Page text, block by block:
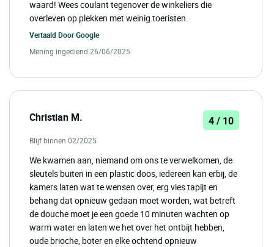
waard! Wees coulant tegenover de winkeliers die
overleven op plekken met weinig toeristen.
Vertaald DoorGoogle
Mening ingediend 26/06/2025
Christian M. 4 / 10
Blijf binnen 02/2025
We kwamen aan, niemand om ons te verwelkomen, de
sleutels buiten in een plastic doos, iedereen kan erbij, de
kamers laten wat te wensen over, erg vies tapijt en
behang dat opnieuw gedaan moet worden, wat betreft
de douche moet je een goede 10 minuten wachten op
warm water en laten we het over het ontbijt hebben,
oude brioche, boter en elke ochtend opnieuw